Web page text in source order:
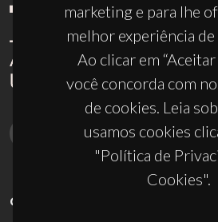
marketing e para lhe
melhor experiência de
Ao clicar em
você concorda com
de cookies. Leia
usamos cookies
"Política de
Cookies".
CONTACTOS